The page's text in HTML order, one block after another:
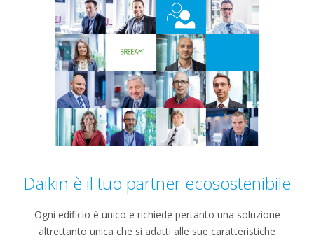
Daikin è il tuo partner ecosostenibile
Ogni edificio è unico e richiede pertanto una soluzione
altrettanto unica che si adatti alle sue caratteristiche